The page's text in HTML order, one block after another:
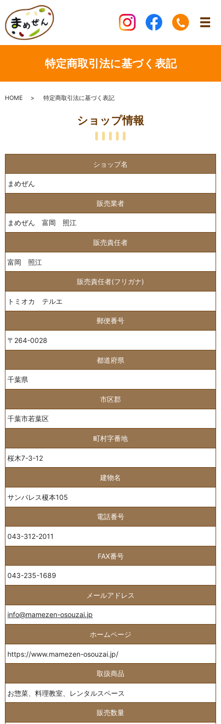
特定商取引法に基づく表記
HOME 特定商取引法に基づく表記
ショップ情報
ショップ名
まめぜん
販売業者
まめぜん 富岡 照江
販売責任者
富岡 照江
販売責任者(フリガナ)
トミオカ テルエ
郵便番号
〒264-0028
都道府県
千葉県
市区郡
千葉市若葉区
町村字番地
桜木7-3-12
建物名
サンパレス榎本105
電話番号
043-312-2011
FAX番号
043-235-1689
メールアドレス
info@mamezen-osouzai.jp
ホームページ
https://www.mamezen-osouzai.jp/
取扱商品
お惣菜、料理教室、レンタルスペース
販売数量